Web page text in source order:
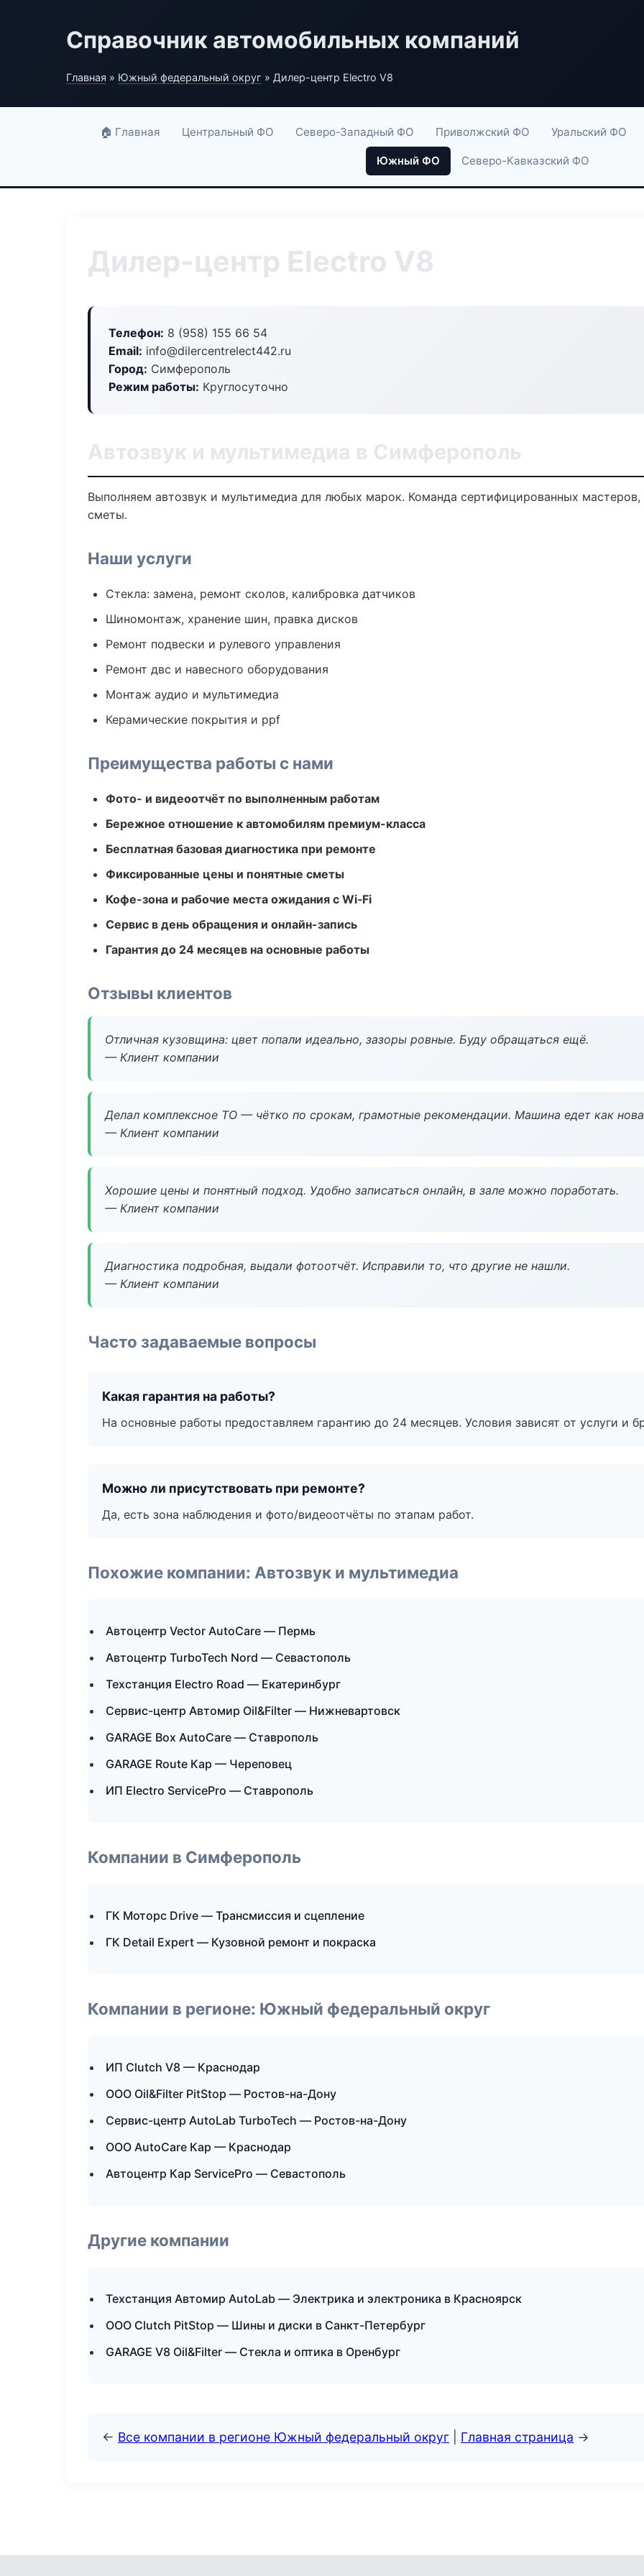
Справочник автомобильных компаний
Главная » Южный федеральный округ » Дилер-центр Electro V8
🏠 Главная Центральный ФО Северо-Западный ФО Приволжский ФО Уральский ФО
Южный ФО Северо-Кавказский ФО
Дилер-центр Electro V8
Телефон: 8 (958) 155 66 54
Email: info@dilercentrelect442.ru
Город: Симферополь
Режим работы: Круглосуточно
Автозвук и мультимедиа в Симферополь
Выполняем автозвук и мультимедиа для любых марок. Команда сертифицированных мастеров,
сметы.
Наши услуги
Стекла: замена, ремонт сколов, калибровка датчиков
Шиномонтаж, хранение шин, правка дисков
Ремонт подвески и рулевого управления
Ремонт двс и навесного оборудования
Монтаж аудио и мультимедиа
Керамические покрытия и ppf
Преимущества работы с нами
Фото- и видеоотчёт по выполненным работам
Бережное отношение к автомобилям премиум-класса
Бесплатная базовая диагностика при ремонте
Фиксированные цены и понятные сметы
Кофе-зона и рабочие места ожидания с Wi‑Fi
Сервис в день обращения и онлайн-запись
Гарантия до 24 месяцев на основные работы
Отзывы клиентов
Отличная кузовщина: цвет попали идеально, зазоры ровные. Буду обращаться ещё.
— Клиент компании
Делал комплексное ТО — чётко по срокам, грамотные рекомендации. Машина едет как
— Клиент компании
Хорошие цены и понятный подход. Удобно записаться онлайн, в зале можно поработать.
— Клиент компании
Диагностика подробная, выдали фотоотчёт. Исправили то, что другие не нашли.
— Клиент компании
Часто задаваемые вопросы
Какая гарантия на работы?
На основные работы предоставляем гарантию до 24 месяцев. Условия зависят от услуги и
Можно ли присутствовать при ремонте?
Да, есть зона наблюдения и фото/видеоотчёты по этапам работ.
Похожие компании: Автозвук и мультимедиа
Автоцентр Vector AutoCare — Пермь
Автоцентр TurboTech Nord — Севастополь
Техстанция Electro Road — Екатеринбург
Сервис-центр Автомир Oil&Filter — Нижневартовск
GARAGE Box AutoCare — Ставрополь
GARAGE Route Кар — Череповец
ИП Electro ServicePro — Ставрополь
Компании в Симферополь
ГК Моторс Drive — Трансмиссия и сцепление
ГК Detail Expert — Кузовной ремонт и покраска
Компании в регионе: Южный федеральный округ
ИП Clutch V8 — Краснодар
ООО Oil&Filter PitStop — Ростов-на-Дону
Сервис-центр AutoLab TurboTech — Ростов-на-Дону
ООО AutoCare Кар — Краснодар
Автоцентр Кар ServicePro — Севастополь
Другие компании
Техстанция Автомир AutoLab — Электрика и электроника в Красноярск
ООО Clutch PitStop — Шины и диски в Санкт-Петербург
GARAGE V8 Oil&Filter — Стекла и оптика в Оренбург
← Все компании в регионе Южный федеральный округ Главная страница →